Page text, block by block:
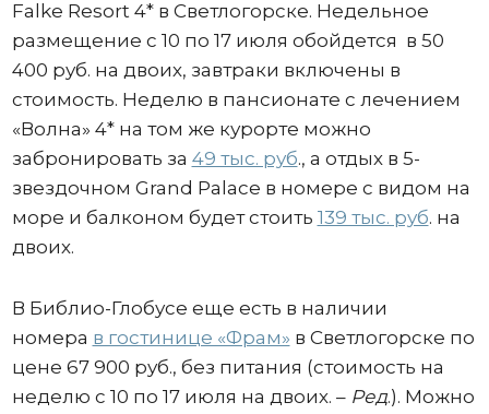
Falke Resort 4* в Светлогорске. Недельное
размещение с 10 по 17 июля обойдется в 50
400 руб. на двоих, завтраки включены в
стоимость. Неделю в пансионате с лечением
«Волна» 4* на том же курорте можно
забронировать за 49 тыс. руб., а отдых в 5-
звездочном Grand Palace в номере с видом на
море и балконом будет стоить 139 тыс. руб. на
двоих.
В Библио-Глобусе еще есть в наличии
номера в гостинице «Фрам» в Светлогорске по
цене 67 900 руб., без питания (стоимость на
неделю с 10 по 17 июля на двоих. – Ред.). Можно